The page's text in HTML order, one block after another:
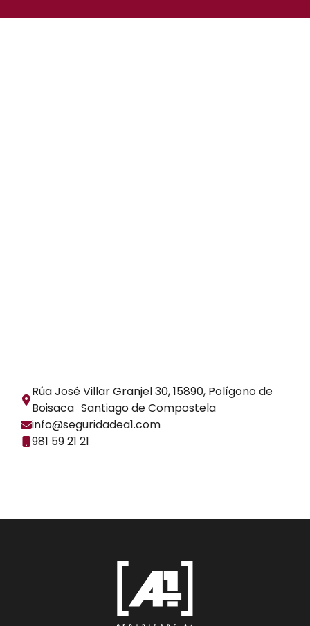
Rúa José Villar Granjel 30, 15890, Polígono de
Boisaca Santiago de Compostela
info@seguridadea1.com
981 59 21 21